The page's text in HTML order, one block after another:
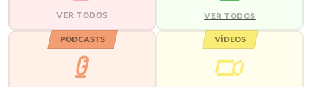
VER TODOS VER TODOS
PODCASTS VÍDEOS